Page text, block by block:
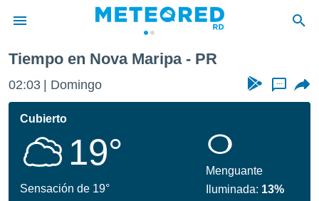
de
ha sido
que se
calidad.
a este
Tiempo en Nova Maripa - PR
02:03 Domingo ...
Cubierto
19°
Sensación de 19°
Menguante
Iluminada: 13%